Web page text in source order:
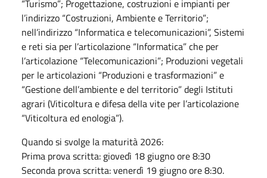
“Turismo”; Progettazione, costruzioni e impianti per
l’indirizzo “Costruzioni, Ambiente e Territorio”;
nell’indirizzo “Informatica e telecomunicazioni”, Sistemi
e reti sia per l’articolazione “Informatica” che per
l’articolazione “Telecomunicazioni”; Produzioni vegetali
per le articolazioni “Produzioni e trasformazioni” e
“Gestione dell’ambiente e del territorio” degli Istituti
agrari (Viticoltura e difesa della vite per l’articolazione
“Viticoltura ed enologia”).
Quando si svolge la maturità 2026:
Prima prova scritta: giovedì 18 giugno ore 8:30
Seconda prova scritta: venerdì 19 giugno ore 8:30.